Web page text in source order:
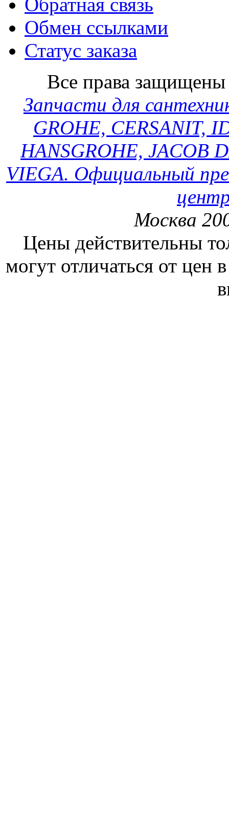
Обмен ссылками
Статус заказа
Все права
Запчасти для
GROHE, CERSANIT,
HANSGROHE, JACOB
VIEGA. Официальный
Москва
Цены действительны
могут отличаться от цен